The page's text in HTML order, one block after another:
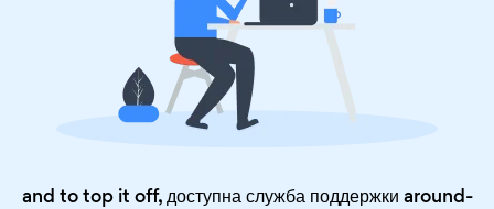
and to top it off, доступна служба поддержки around-